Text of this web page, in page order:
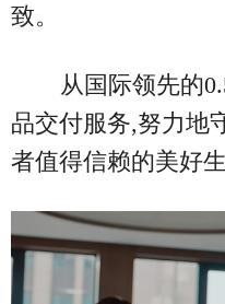
致。
从国际领先的
品交付服务,努力地
者值得信赖的美好